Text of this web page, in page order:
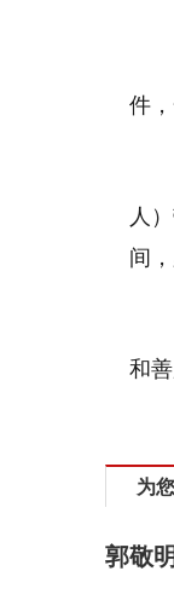
件
人
间
和善
为
郭敬